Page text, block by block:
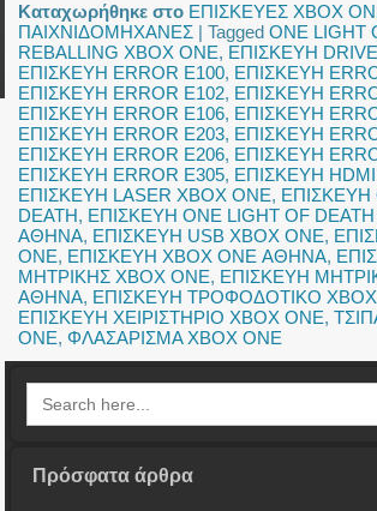
Καταχωρήθηκε στο ΕΠΙΣΚΕΥΕΣ XBOX
ΠΑΙΧΝΙΔΟΜΗΧΑΝΕΣ |Tagged ONE LIGHT
REBALLING XBOX ONE, ΕΠΙΣΚΕΥΗ
ΕΠΙΣΚΕΥΗ ERROR E100, ΕΠΙΣΚΕΥΗ
ΕΠΙΣΚΕΥΗ ERROR E102, ΕΠΙΣΚΕΥΗ
ΕΠΙΣΚΕΥΗ ERROR E106, ΕΠΙΣΚΕΥΗ
ΕΠΙΣΚΕΥΗ ERROR E203, ΕΠΙΣΚΕΥΗ
ΕΠΙΣΚΕΥΗ ERROR E206, ΕΠΙΣΚΕΥΗ
ΕΠΙΣΚΕΥΗ ERROR E305, ΕΠΙΣΚΕΥΗ HDMI
ΕΠΙΣΚΕΥΗ LASER XBOX ONE, ΕΠΙΣΚΕΥΗ
DEATH, ΕΠΙΣΚΕΥΗ ONE LIGHT OF
ΑΘΗΝΑ, ΕΠΙΣΚΕΥΗ USB XBOX ONE,
ONE, ΕΠΙΣΚΕΥΗ XBOX ONE ΑΘΗΝΑ,
ΜΗΤΡΙΚΗΣ XBOX ONE, ΕΠΙΣΚΕΥΗ
ΑΘΗΝΑ, ΕΠΙΣΚΕΥΗ ΤΡΟΦΟΔΟΤΙΚΟ XBOX
ΕΠΙΣΚΕΥΗ ΧΕΙΡΙΣΤΗΡΙΟ XBOX ONE,
ONE,ΦΛΑΣΑΡΙΣΜΑ XBOX ONE
Search
for:
Πρόσφατα άρθρα